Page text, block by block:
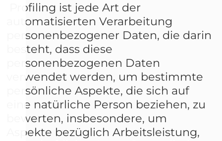
Profiling ist jede Art der
automatisierten Verarbeitung
personenbezogener Daten, die darin
besteht, dass diese
personenbezogenen Daten
verwendet werden, um bestimmte
persönliche Aspekte, die sich auf
eine natürliche Person beziehen, zu
bewerten, insbesondere, um
Aspekte bezüglich Arbeitsleistung,